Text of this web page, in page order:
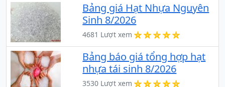
Bảng giá Hạt Nhựa Nguyên
Sinh 8/2026
4681 Lượt xem
Bảng báo giá tổng hợp hạt
nhựa tái sinh 8/2026
3530 Lượt xem